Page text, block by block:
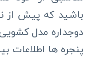
باشید که پیش از
دوجداره مدل کشویی
پنجره ها اطلاعات